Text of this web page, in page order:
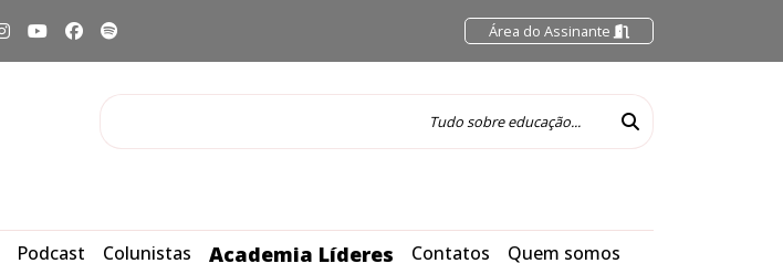
Área do Assinante
Podcast Colunistas Academia Líderes Contatos Quem somos